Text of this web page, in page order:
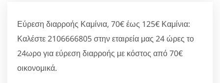
Εύρεση διαρροής Καμίνια, 70€ έως 125€ Καμίνια:
Καλέστε 2106666805 στην εταιρεία μας 24 ώρες το
24ωρο για εύρεση διαρροής με κόστος από 70€
οικονομικά.